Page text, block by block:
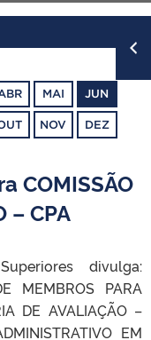
Canais
MAI JUN
NOV DEZ
COMISSÃO
– CPA
divulga:
MEMBROS PARA
DE AVALIAÇÃO –
EM